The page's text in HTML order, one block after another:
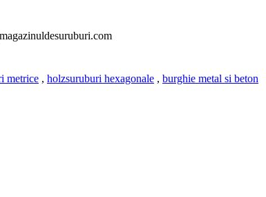
metrice , holzsuruburi hexagonale , burghie metal si beton